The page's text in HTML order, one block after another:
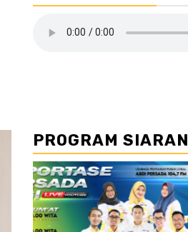
PROGRAM SIARAN
//2